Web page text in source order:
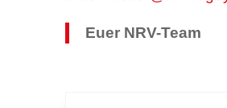
Euer NRV-Team